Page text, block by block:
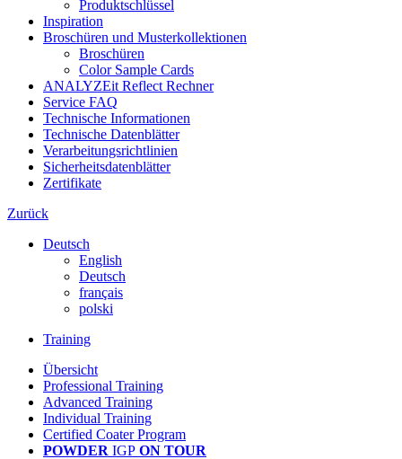
Produktschlüssel
Inspiration
Broschüren und Musterkollektionen
Broschüren
Color Sample Cards
ANALYZEit Reflect Rechner
Service FAQ
Technische Informationen
Technische Datenblätter
Verarbeitungsrichtlinien
Sicherheitsdatenblätter
Zertifikate
Zurück
Deutsch
English
Deutsch
français
polski
Training
Übersicht
Professional Training
Advanced Training
Individual Training
Certified Coater Program
POWDER IGP ON TOUR